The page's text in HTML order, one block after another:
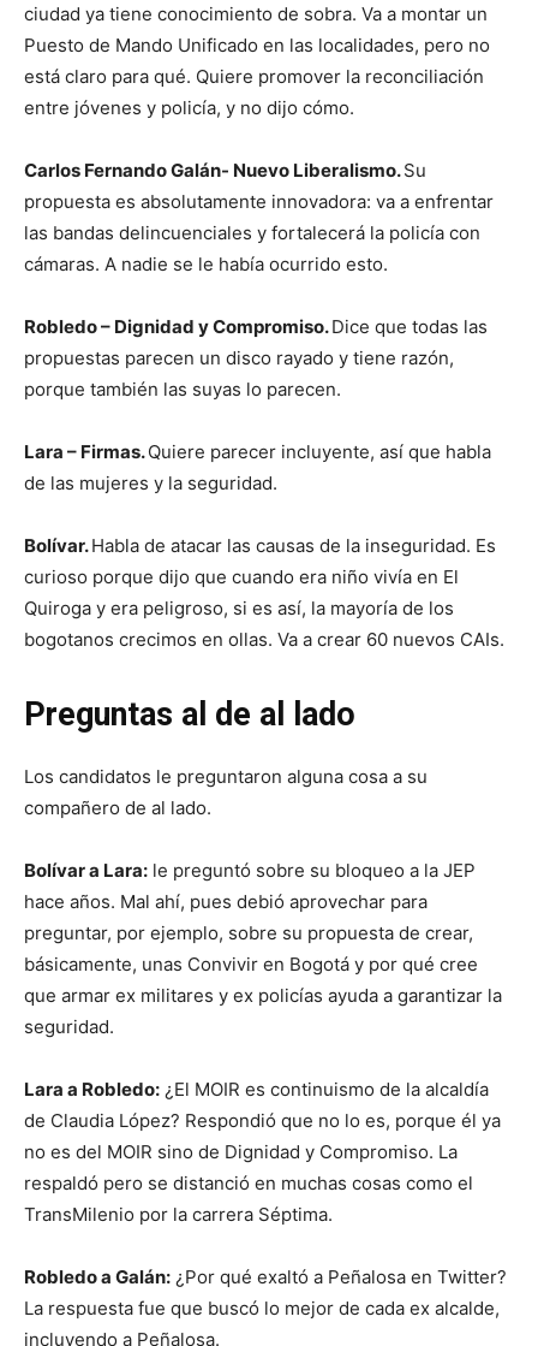
ciudad ya tiene conocimiento de sobra. Va a montar un
Puesto de Mando Unificado en las localidades, pero no
está claro para qué. Quiere promover la reconciliación
entre jóvenes y policía, y no dijo cómo.
Carlos Fernando Galán- Nuevo Liberalismo.Su
propuesta es absolutamente innovadora: va a enfrentar
las bandas delincuenciales y fortalecerá la policía con
cámaras. A nadie se le había ocurrido esto.
Robledo – Dignidad y Compromiso.Dice que todas las
propuestas parecen un disco rayado y tiene razón,
porque también las suyas lo parecen.
Lara – Firmas.Quiere parecer incluyente, así que habla
de las mujeres y la seguridad.
Bolívar.Habla de atacar las causas de la inseguridad. Es
curioso porque dijo que cuando era niño vivía en El
Quiroga y era peligroso, si es así, la mayoría de los
bogotanos crecimos en ollas. Va a crear 60 nuevos CAIs.
Preguntas al de al lado
Los candidatos le preguntaron alguna cosa a su
compañero de al lado.
Bolívar a Lara: le preguntó sobre su bloqueo a la JEP
hace años. Mal ahí, pues debió aprovechar para
preguntar, por ejemplo, sobre su propuesta de crear,
básicamente, unas Convivir en Bogotá y por qué cree
que armar ex militares y ex policías ayuda a garantizar la
seguridad.
Lara a Robledo: ¿El MOIR es continuismo de la alcaldía
de Claudia López? Respondió que no lo es, porque él ya
no es del MOIR sino de Dignidad y Compromiso. La
respaldó pero se distanció en muchas cosas como el
TransMilenio por la carrera Séptima.
Robledo a Galán: ¿Por qué exaltó a Peñalosa en Twitter?
La respuesta fue que buscó lo mejor de cada ex alcalde,
incluyendo a Peñalosa.